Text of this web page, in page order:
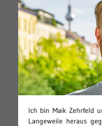
Ich bin Maik Zehrfeld
Langeweile heraus